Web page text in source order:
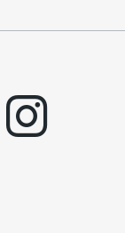
instagram